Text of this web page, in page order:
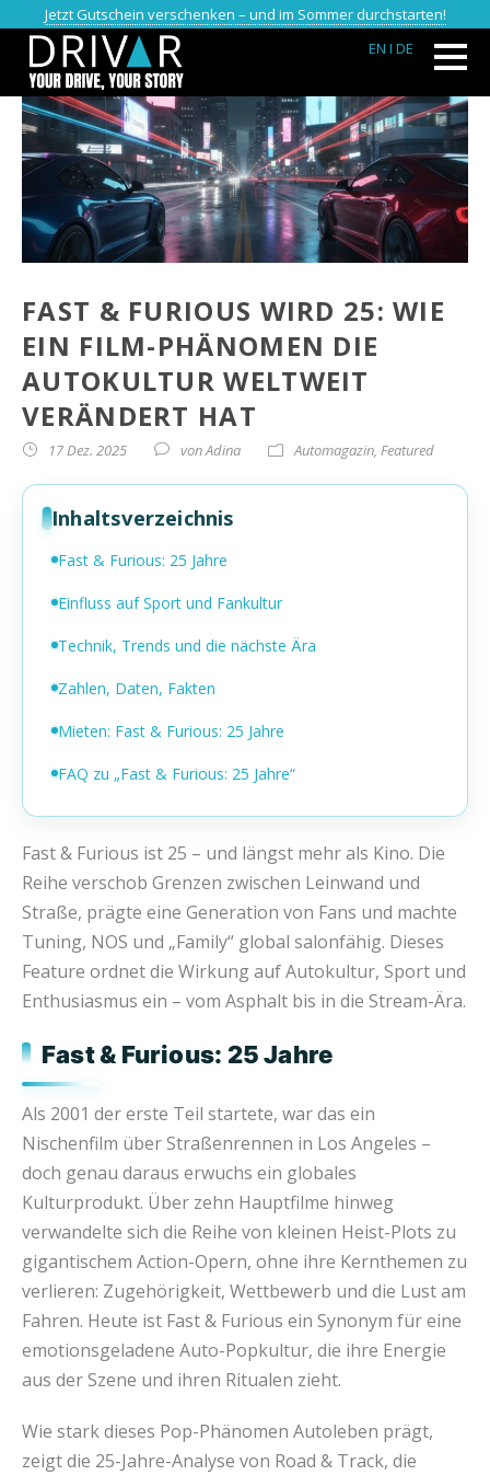
Jetzt Gutschein verschenken – und im Sommer durchstarten!
EN I DE
FAST & FURIOUS WIRD 25: WIE
EIN FILM-PHÄNOMEN DIE
AUTOKULTUR WELTWEIT
VERÄNDERT HAT
17 Dez. 2025 vonAdina Automagazin Featured
Inhaltsverzeichnis
Fast & Furious: 25 Jahre
Einfluss auf Sport und Fankultur
Technik, Trends und die nächste Ära
Zahlen, Daten, Fakten
Mieten: Fast & Furious: 25 Jahre
FAQ zu „Fast & Furious: 25 Jahre“
Fast & Furious ist 25 – und längst mehr als Kino. Die
Reihe verschob Grenzen zwischen Leinwand und
Straße, prägte eine Generation von Fans und machte
Tuning, NOS und „Family“ global salonfähig. Dieses
Feature ordnet die Wirkung auf Autokultur, Sport und
Enthusiasmus ein – vom Asphalt bis in die Stream-Ära.
Fast & Furious: 25 Jahre
Als 2001 der erste Teil startete, war das ein
Nischenfilm über Straßenrennen in Los Angeles –
doch genau daraus erwuchs ein globales
Kulturprodukt. Über zehn Hauptfilme hinweg
verwandelte sich die Reihe von kleinen Heist-Plots zu
gigantischem Action-Opern, ohne ihre Kernthemen zu
verlieren: Zugehörigkeit, Wettbewerb und die Lust am
Fahren. Heute ist Fast & Furious ein Synonym für eine
emotionsgeladene Auto-Popkultur, die ihre Energie
aus der Szene und ihren Ritualen zieht.
Wie stark dieses Pop-Phänomen Autoleben prägt,
zeigt die 25-Jahre-Analyse von Road & Track, die